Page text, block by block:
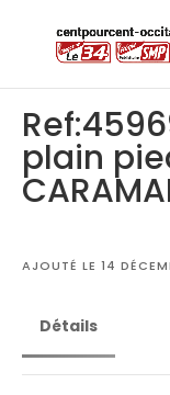
plain
AJOUTÉ LE 14
Détails